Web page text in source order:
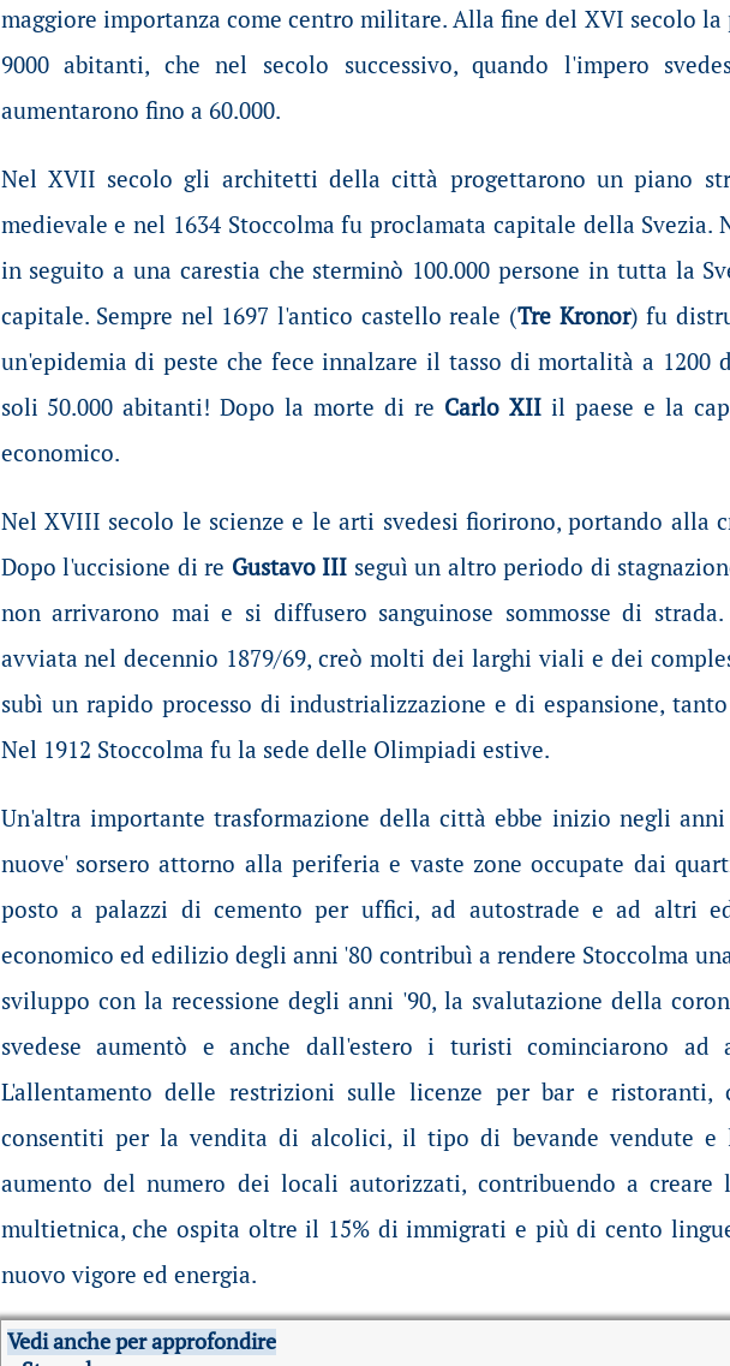
maggiore importanza come centro militare. Alla fine del XVI secolo
9000 abitanti, che nel secolo successivo, quando l'impero
aumentarono fino a 60.000.
Nel XVII secolo gli architetti della città progettarono un piano
medievale e nel 1634 Stoccolma fu proclamata capitale della
in seguito a una carestia che sterminò 100.000 persone in tutta la
capitale. Sempre nel 1697 l'antico castello reale (Tre Kronor) fu
un'epidemia di peste che fece innalzare il tasso di mortalità a 1200
soli 50.000 abitanti! Dopo la morte di re Carlo XII il paese e la
economico.
Nel XVIII secolo le scienze e le arti svedesi fiorirono, portando alla
Dopo l'uccisione di re Gustavo III seguì un altro periodo di
non arrivarono mai e si diffusero sanguinose sommosse di
avviata nel decennio 1879/69, creò molti dei larghi viali e dei
subì un rapido processo di industrializzazione e di espansione,
Nel 1912 Stoccolma fu la sede delle Olimpiadi estive.
Un'altra importante trasformazione della città ebbe inizio negli
nuove' sorsero attorno alla periferia e vaste zone occupate dai
posto a palazzi di cemento per uffici, ad autostrade e ad altri
economico ed edilizio degli anni '80 contribuì a rendere Stoccolma
sviluppo con la recessione degli anni '90, la svalutazione della
svedese aumentò e anche dall'estero i turisti cominciarono ad
L'allentamento delle restrizioni sulle licenze per bar e ristoranti,
consentiti per la vendita di alcolici, il tipo di bevande vendute e
aumento del numero dei locali autorizzati, contribuendo a
multietnica, che ospita oltre il 15% di immigrati e più di cento
nuovo vigore ed energia.
Vedi anche per approfondire